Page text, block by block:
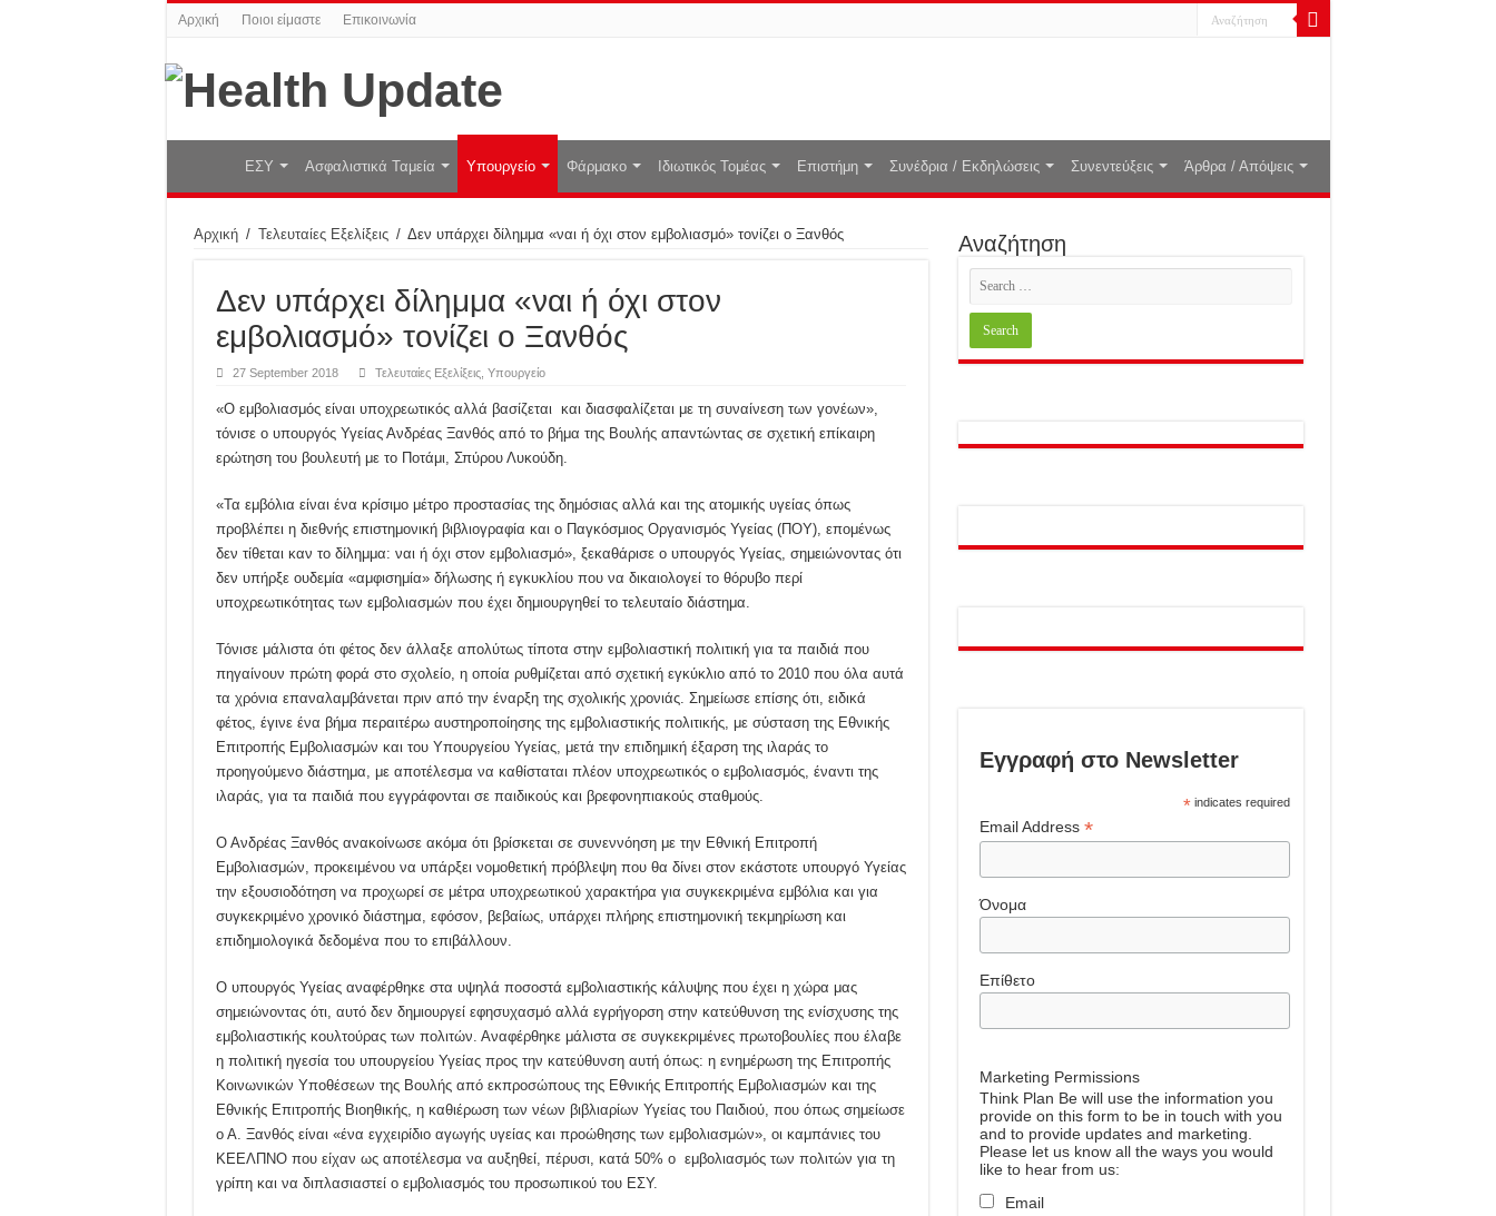
Αρχική Ποιοι είμαστε Επικοινωνία
ΕΣΥ Ασφαλιστικά Ταμεία Υπουργείο Φάρμακο Ιδιωτικός Τομέας Επιστήμη Συνέδρια / Εκδηλώσεις Συνεντεύξεις Άρθρα / Απόψεις
Αρχική / Τελευταίες Εξελίξεις / Δεν υπάρχει δίλημμα «ναι ή όχι στον εμβολιασμό» τονίζει ο Ξανθός
Δεν υπάρχει δίλημμα «ναι ή όχι στον
εμβολιασμό» τονίζει ο Ξανθός
27 September 2018 Τελευταίες Εξελίξεις, Υπουργείο
«Ο εμβολιασμός είναι υποχρεωτικός αλλά βασίζεται και διασφαλίζεται με τη συναίνεση των γονέων»,
τόνισε ο υπουργός Υγείας Ανδρέας Ξανθός από το βήμα της Βουλής απαντώντας σε σχετική επίκαιρη
ερώτηση του βουλευτή με το Ποτάμι, Σπύρου Λυκούδη.
«Τα εμβόλια είναι ένα κρίσιμο μέτρο προστασίας της δημόσιας αλλά και της ατομικής υγείας όπως
προβλέπει η διεθνής επιστημονική βιβλιογραφία και ο Παγκόσμιος Οργανισμός Υγείας (ΠΟΥ), επομένως
δεν τίθεται καν το δίλημμα: ναι ή όχι στον εμβολιασμό», ξεκαθάρισε ο υπουργός Υγείας, σημειώνοντας ότι
δεν υπήρξε ουδεμία «αμφισημία» δήλωσης ή εγκυκλίου που να δικαιολογεί το θόρυβο περί
υποχρεωτικότητας των εμβολιασμών που έχει δημιουργηθεί το τελευταίο διάστημα.
Τόνισε μάλιστα ότι φέτος δεν άλλαξε απολύτως τίποτα στην εμβολιαστική πολιτική για τα παιδιά που
πηγαίνουν πρώτη φορά στο σχολείο, η οποία ρυθμίζεται από σχετική εγκύκλιο από το 2010 που όλα αυτά
τα χρόνια επαναλαμβάνεται πριν από την έναρξη της σχολικής χρονιάς. Σημείωσε επίσης ότι, ειδικά
φέτος, έγινε ένα βήμα περαιτέρω αυστηροποίησης της εμβολιαστικής πολιτικής, με σύσταση της Εθνικής
Επιτροπής Εμβολιασμών και του Υπουργείου Υγείας, μετά την επιδημική έξαρση της ιλαράς το
προηγούμενο διάστημα, με αποτέλεσμα να καθίσταται πλέον υποχρεωτικός ο εμβολιασμός, έναντι της
ιλαράς, για τα παιδιά που εγγράφονται σε παιδικούς και βρεφονηπιακούς σταθμούς.
Ο Ανδρέας Ξανθός ανακοίνωσε ακόμα ότι βρίσκεται σε συνεννόηση με την Εθνική Επιτροπή
Εμβολιασμών, προκειμένου να υπάρξει νομοθετική πρόβλεψη που θα δίνει στον εκάστοτε υπουργό Υγείας
την εξουσιοδότηση να προχωρεί σε μέτρα υποχρεωτικού χαρακτήρα για συγκεκριμένα εμβόλια και για
συγκεκριμένο χρονικό διάστημα, εφόσον, βεβαίως, υπάρχει πλήρης επιστημονική τεκμηρίωση και
επιδημιολογικά δεδομένα που το επιβάλλουν.
Ο υπουργός Υγείας αναφέρθηκε στα υψηλά ποσοστά εμβολιαστικής κάλυψης που έχει η χώρα μας
σημειώνοντας ότι, αυτό δεν δημιουργεί εφησυχασμό αλλά εγρήγορση στην κατεύθυνση της ενίσχυσης της
εμβολιαστικής κουλτούρας των πολιτών. Αναφέρθηκε μάλιστα σε συγκεκριμένες πρωτοβουλίες που έλαβε
η πολιτική ηγεσία του υπουργείου Υγείας προς την κατεύθυνση αυτή όπως: η ενημέρωση της Επιτροπής
Κοινωνικών Υποθέσεων της Βουλής από εκπροσώπους της Εθνικής Επιτροπής Εμβολιασμών και της
Εθνικής Επιτροπής Βιοηθικής, η καθιέρωση των νέων βιβλιαρίων Υγείας του Παιδιού, που όπως σημείωσε
ο Α. Ξανθός είναι «ένα εγχειρίδιο αγωγής υγείας και προώθησης των εμβολιασμών», οι καμπάνιες του
ΚΕΕΛΠΝΟ που είχαν ως αποτέλεσμα να αυξηθεί, πέρυσι, κατά 50% ο εμβολιασμός των πολιτών για τη
γρίπη και να διπλασιαστεί ο εμβολιασμός του προσωπικού του ΕΣΥ.
Αναζήτηση
Εγγραφή στο Newsletter
*indicates required
Email Address *
Όνομα
Επίθετο
Marketing Permissions
Think Plan Be will use the information you
provide on this form to be in touch with you
and to provide updates and marketing.
Please let us know all the ways you would
like to hear from us:
Email